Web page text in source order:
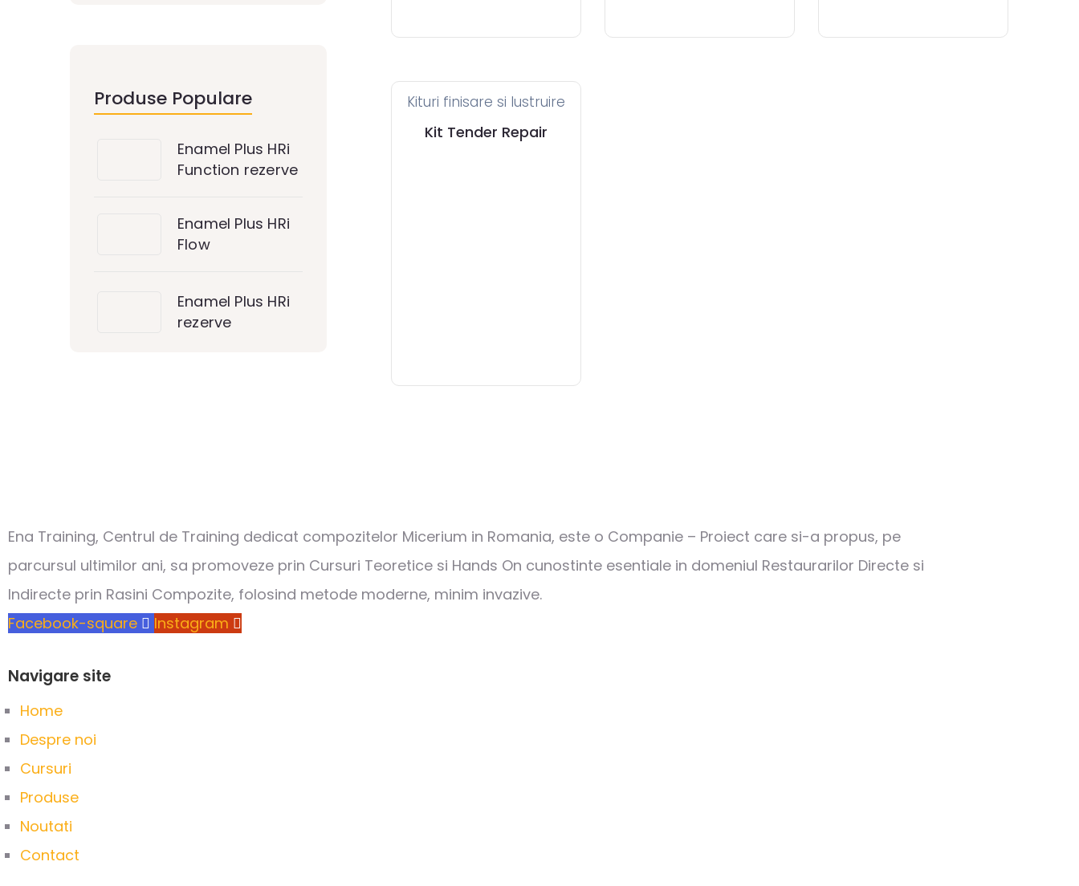
Kituri finisare si lustruire
Kit Tender Repair
Produse Populare
Enamel Plus HRi
Function rezerve
Enamel Plus HRi
Flow
Enamel Plus HRi
rezerve
Ena Training, Centrul de Training dedicat compozitelor Micerium in Romania, este o Companie – Proiect care si-a propus, pe
parcursul ultimilor ani, sa promoveze prin Cursuri Teoretice si Hands On cunostinte esentiale in domeniul Restaurarilor Directe si
Indirecte prin Rasini Compozite, folosind metode moderne, minim invazive.
Facebook-square
Instagram
Navigare site
Home
Despre noi
Cursuri
Produse
Noutati
Contact